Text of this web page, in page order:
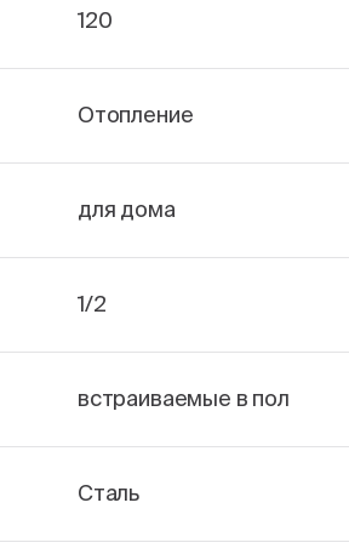
120
Отопление
для дома
1/2
встраиваемые в пол
Сталь